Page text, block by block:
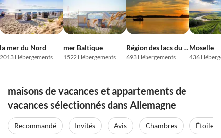
la mer du Nord
2013 Hébergements
mer Baltique
1522 Hébergements
Région des lacs du Mecklembourg
693 Hébergements
Moselle
436
maisons de vacances et appartements de
vacances sélectionnés dans Allemagne
Recommandé Invités Avis Chambres Étoiles
Meilleure
Annonce
Meilleure
Annonce